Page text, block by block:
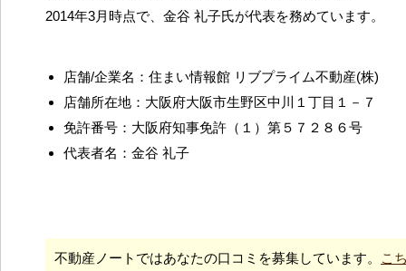
2014年3月時点で、金谷 礼子氏が代表を務めています。
店舗/企業名：住まい情報館 リブプライム不動産(株)
店舗所在地：大阪府大阪市生野区中川１丁目１－７
免許番号：大阪府知事免許（１）第５７２８６号
代表者名：金谷 礼子
不動産ノートではあなたの口コミを募集しています。
こ